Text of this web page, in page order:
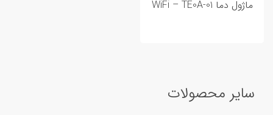
ماژول دما WiFi – TE0A-01
سایر محصولات